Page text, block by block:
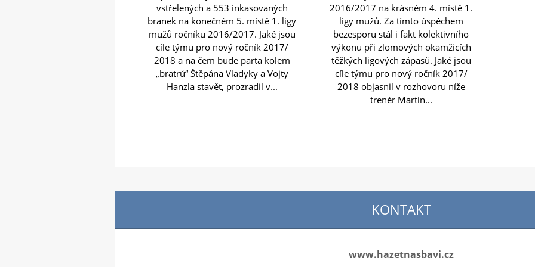
vstřelených a 553 inkasovaných
branek na konečném 5. místě 1. ligy
mužů ročníku 2016/2017. Jaké jsou
cíle týmu pro nový ročník 2017/
2018 a na čem bude parta kolem
„bratrů“ Štěpána Vladyky a Vojty
Hanzla stavět, prozradil v...
2016/2017 na krásném 4. místě 1.
ligy mužů. Za tímto úspěchem
bezesporu stál i fakt kolektivního
výkonu při zlomových okamžicích
těžkých ligových zápasů. Jaké jsou
cíle týmu pro nový ročník 2017/
2018 objasnil v rozhovoru níže
trenér Martin...
KONTAKT
www.hazetnasbavi.cz